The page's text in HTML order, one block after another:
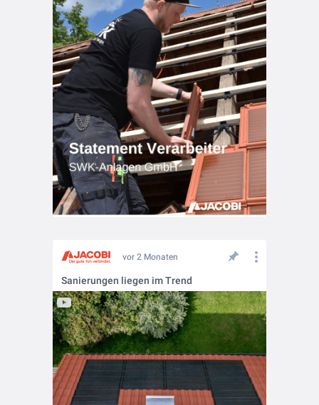
vor 2 Monaten
Sanierungen liegen im Trend